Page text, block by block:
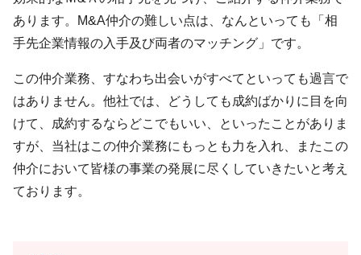
あります。M&A仲介の難しい点は、なんといっても「相
手先企業情報の入手及び両者のマッチング」です。
この仲介業務、すなわち出会いがすべてといっても過言で
はありません。他社では、どうしても成約ばかりに目を向
けて、成約するならどこでもいい、といったことがありま
すが、当社はこの仲介業務にもっとも力を入れ、またこの
仲介において皆様の事業の発展に尽くしていきたいと考え
ております。